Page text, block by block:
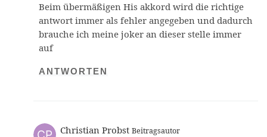
Beim übermäßigen His akkord wird die richtige
antwort immer als fehler angegeben und dadurch
brauche ich meine joker an dieser stelle immer
auf
ANTWORTEN
Christian Probst Beitragsautor